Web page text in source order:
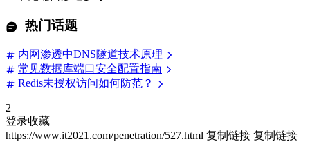
热门话题
内网渗透中DNS隧道技术原理
常见数据库端口安全配置指南
Redis未授权访问如何防范？
2
登录收藏
https://www.it2021.com/penetration/527.html 复制链接 复制链接